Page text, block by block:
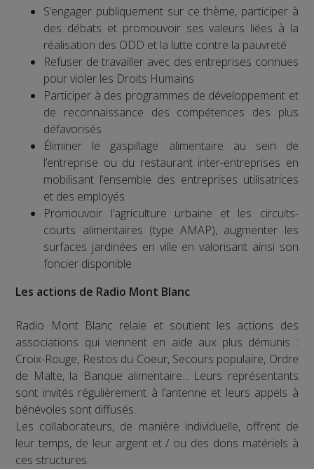
S’engager publiquement sur ce thème, participer à
des débats et promouvoir ses valeurs liées à la
réalisation des ODD et la lutte contre la pauvreté
Refuser de travailler avec des entreprises connues
pour violer les Droits Humains
Participer à des programmes de développement et
de reconnaissance des compétences des plus
défavorisés
Éliminer le gaspillage alimentaire au sein de
l’entreprise ou du restaurant inter-entreprises en
mobilisant l’ensemble des entreprises utilisatrices
et des employés
Promouvoir l’agriculture urbaine et les circuits-
courts alimentaires (type AMAP), augmenter les
surfaces jardinées en ville en valorisant ainsi son
foncier disponible
Les actions de Radio Mont Blanc
Radio Mont Blanc relaie et soutient les actions des
associations qui viennent en aide aux plus démunis :
Croix-Rouge, Restos du Coeur, Secours populaire, Ordre
de Malte, la Banque alimentaire... Leurs représentants
sont invités régulièrement à l’antenne et leurs appels à
bénévoles sont diffusés.
Les collaborateurs, de manière individuelle, offrent de
leur temps, de leur argent et / ou des dons matériels à
ces structures.